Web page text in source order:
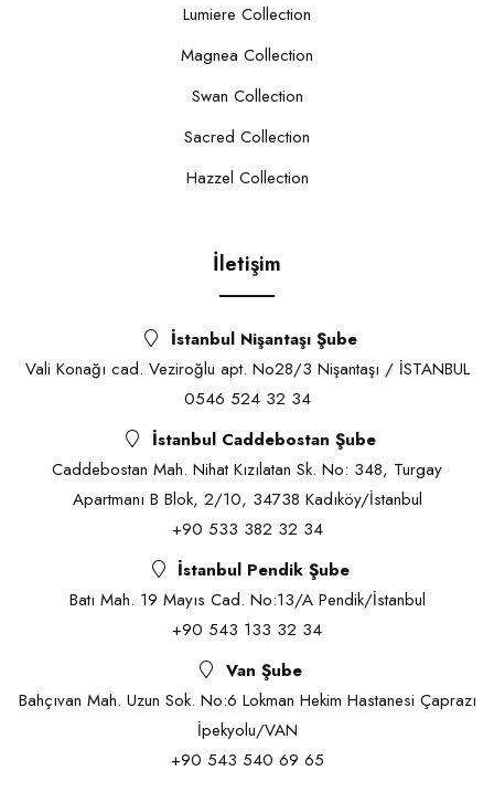
Lumiere Collection
Magnea Collection
Swan Collection
Sacred Collection
Hazzel Collection
İletişim
İstanbul Nişantaşı Şube
Vali Konağı cad. Veziroğlu apt. No28/3 Nişantaşı / İSTANBUL
0546 524 32 34
İstanbul Caddebostan Şube
Caddebostan Mah. Nihat Kızılatan Sk. No: 348, Turgay
Apartmanı B Blok, 2/10, 34738 Kadıköy/İstanbul
+90 533 382 32 34
İstanbul Pendik Şube
Batı Mah. 19 Mayıs Cad. No:13/A Pendik/İstanbul
+90 543 133 32 34
Van Şube
Bahçıvan Mah. Uzun Sok. No:6 Lokman Hekim Hastanesi Çaprazı
İpekyolu/VAN
+90 543 540 69 65